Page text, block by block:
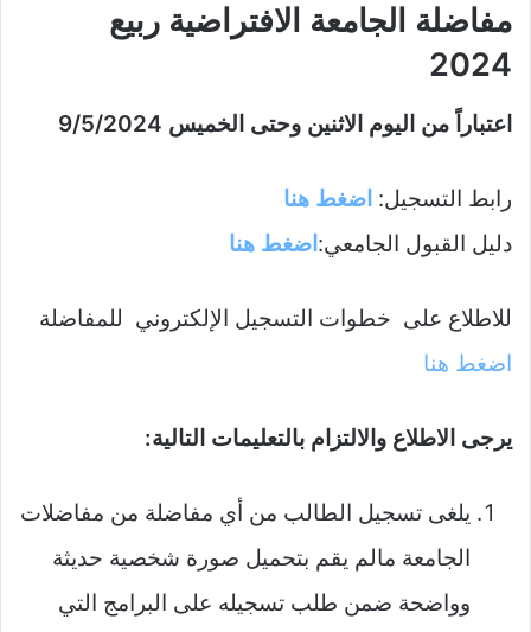
مفاضلة الجامعة الافتراضية ربيع
2024
اعتباراً من اليوم الاثنين وحتى الخميس 9/5/2024
رابط التسجيل: اضغط هنا
دليل القبول الجامعي: اضغط هنا
للاطلاع على خطوات التسجيل الإلكتروني للمفاضلة
اضغط هنا
يرجى الاطلاع والالتزام بالتعليمات التالية:
يلغى تسجيل الطالب من أي مفاضلة من مفاضلات
الجامعة مالم يقم بتحميل صورة شخصية حديثة
وواضحة ضمن طلب تسجيله على البرامج التي